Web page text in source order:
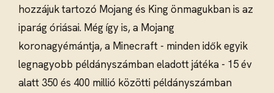
hozzájuk tartozó Mojang és King önmagukban is az
iparág óriásai. Még így is, a Mojang
koronagyémántja, a Minecraft - minden idők egyik
legnagyobb példányszámban eladott játéka - 15 év
alatt 350 és 400 millió közötti példányszámban